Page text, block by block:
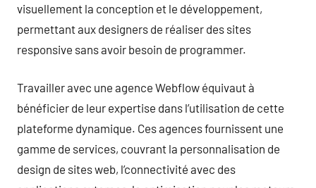
visuellement la conception et le développement,
permettant aux designers de réaliser des sites
responsive sans avoir besoin de programmer.
Travailler avec une agence Webflow équivaut à
bénéficier de leur expertise dans l’utilisation de cette
plateforme dynamique. Ces agences fournissent une
gamme de services, couvrant la personnalisation de
design de sites web, l’connectivité avec des